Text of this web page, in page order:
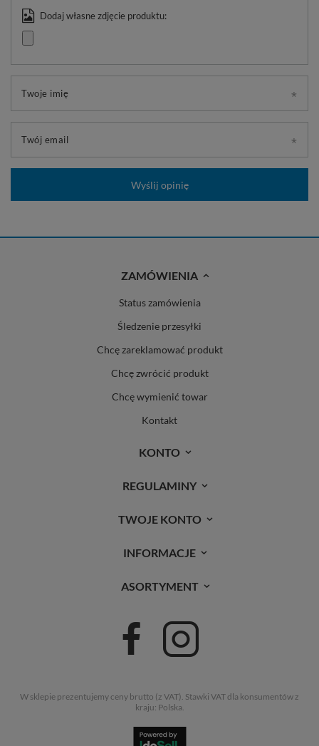
Dodaj własne zdjęcie produktu:
Twoje imię
Twój email
Wyślij opinię
ZAMÓWIENIA
Status zamówienia
Śledzenie przesyłki
Chcę zareklamować produkt
Chcę zwrócić produkt
Chcę wymienić towar
Kontakt
KONTO
REGULAMINY
TWOJE KONTO
INFORMACJE
ASORTYMENT
W sklepie prezentujemy ceny brutto (z VAT). Stawki VAT dla konsumentów z
kraju: Polska.